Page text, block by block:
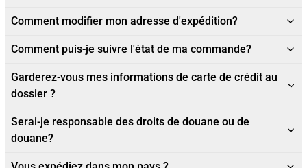
Comment modifier mon adresse d'expédition?
Comment puis-je suivre l'état de ma commande?
Garderez-vous mes informations de carte de crédit au
dossier ?
Serai-je responsable des droits de douane ou de
douane?